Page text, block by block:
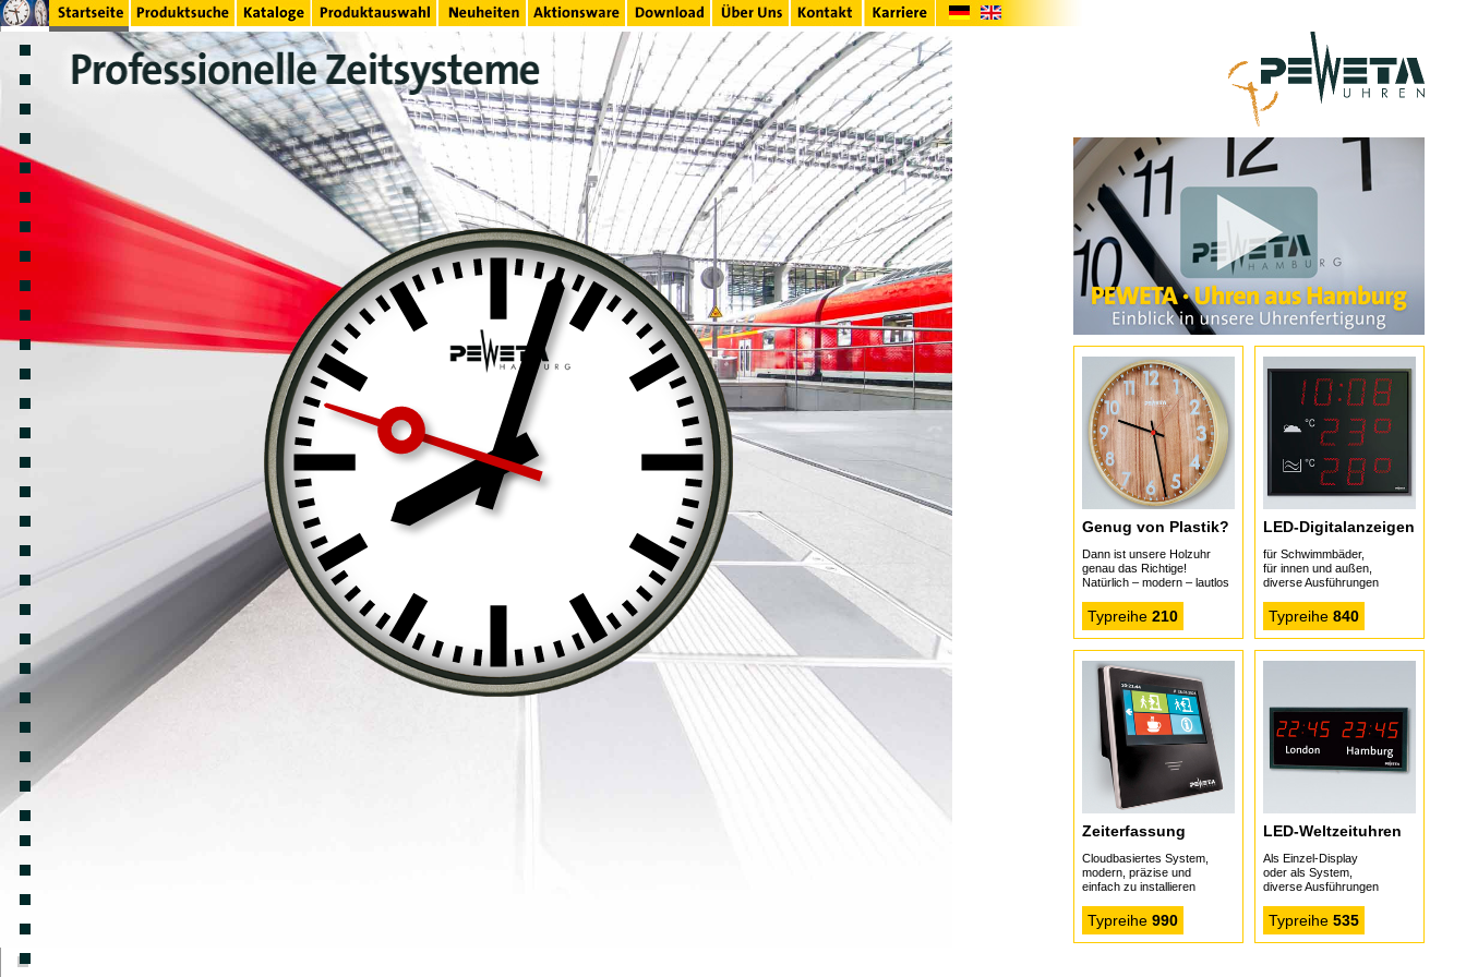
Genug von Plastik?
Dann ist unsere Holzuhr
genau das Richtige!
Natürlich – modern – lautlos
Typreihe 210
LED-Digital­anzeigen
für Schwimmbäder,
für innen und außen,
diverse Ausführungen
Typreihe 840
Zeiterfassung
Cloudbasiertes System,
modern, präzise und
einfach zu installieren
Typreihe 990
LED-Weltzeit­uhren
Als Einzel-Display
oder als System,
diverse Ausführungen
Typreihe 535